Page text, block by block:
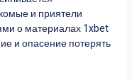
и приятели
о материалах 1xbet
и опасение потерять